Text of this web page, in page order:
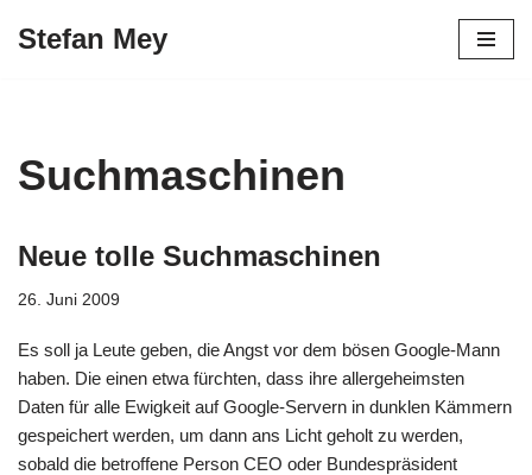
Stefan Mey
Suchmaschinen
Neue tolle Suchmaschinen
26. Juni 2009
Es soll ja Leute geben, die Angst vor dem bösen Google-Mann
haben. Die einen etwa fürchten, dass ihre allergeheimsten
Daten für alle Ewigkeit auf Google-Servern in dunklen Kämmern
gespeichert werden, um dann ans Licht geholt zu werden,
sobald die betroffene Person CEO oder Bundespräsident